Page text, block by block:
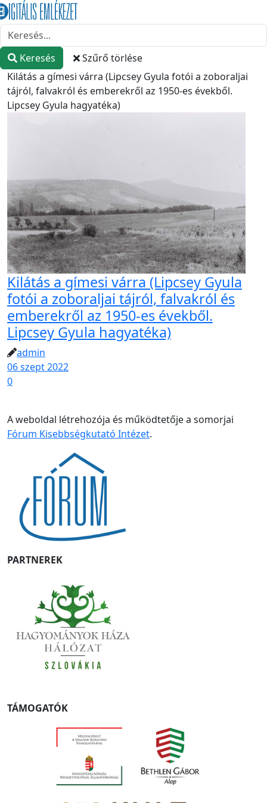
Keresés
Szűrő törlése
Kilátás a gímesi várra (Lipcsey Gyula fotói a zoboraljai
tájról, falvakról és emberekről az 1950-es évekből.
Lipcsey Gyula hagyatéka)
Kilátás a gímesi várra (Lipcsey Gyula
fotói a zoboraljai tájról, falvakról és
emberekről az 1950-es évekből.
Lipcsey Gyula hagyatéka)
admin
06 szept 2022
0
A weboldal létrehozója és működtetője a somorjai
Fórum Kisebbségkutató Intézet.
PARTNEREK
TÁMOGATÓK